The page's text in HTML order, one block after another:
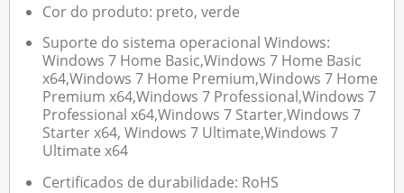
Cor do produto: preto, verde
Suporte do sistema operacional Windows:
Windows 7 Home Basic,Windows 7 Home Basic
x64,Windows 7 Home Premium,Windows 7 Home
Premium x64,Windows 7 Professional,Windows 7
Professional x64,Windows 7 Starter,Windows 7
Starter x64, Windows 7 Ultimate,Windows 7
Ultimate x64
Certificados de durabilidade: RoHS